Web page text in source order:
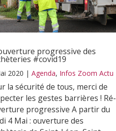
progressive des
#covid19
2020 |Agenda, Infos Zoom Actu
la sécurité de tous, merci de
les gestes barrières ! Ré-
progressive A partir du
4 Mai : ouverture des